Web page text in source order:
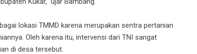
lokasi TMMD karena merupakan sentra pertanian
Oleh karena itu, intervensi dari TNI sangat
di desa tersebut.